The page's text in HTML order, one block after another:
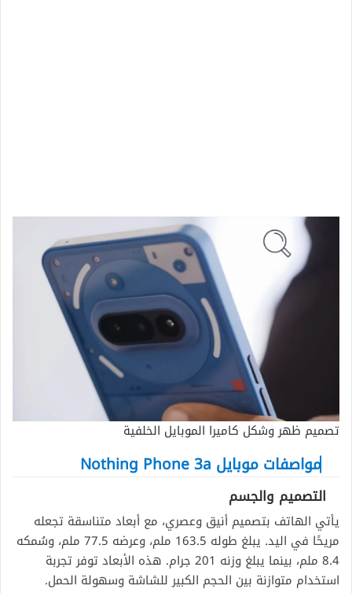
تصميم ظهر وشكل كاميرا الموبايل الخلفية
مواصفات موبايل Nothing Phone 3a
التصميم والجسم
يأتي الهاتف بتصميم أنيق وعصري، مع أبعاد متناسقة تجعله
مريحًا في اليد. يبلغ طوله 163.5 ملم، وعرضه 77.5 ملم، وسُمكه
8.4 ملم، بينما يبلغ وزنه 201 جرام. هذه الأبعاد توفر تجربة
استخدام متوازنة بين الحجم الكبير للشاشة وسهولة الحمل.